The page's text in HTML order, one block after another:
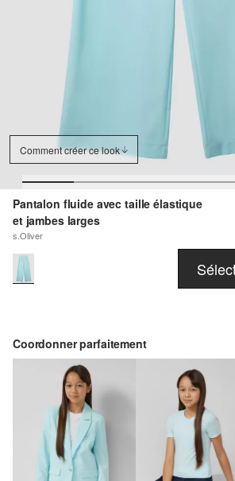
Comment créer ce look
Pantalon fluide avec taille élastique
et jambes larges
s.Oliver
Coordonner parfaitement